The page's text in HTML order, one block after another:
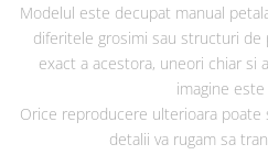
Modelul este decupat manual
diferitele grosimi sau structuri de
exact a acestora, uneori chiar si
imagine
Orice reproducere ulterioara
detalii va rugam sa